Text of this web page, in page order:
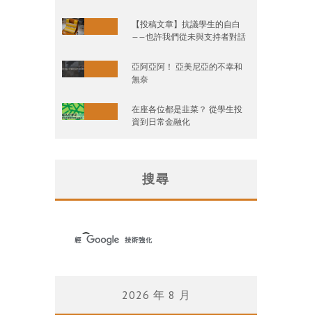
【投稿文章】抗議學生的自白
——也許我們從未與支持者對話
亞阿亞阿！ 亞美尼亞的不幸和
無奈
在座各位都是韭菜？ 從學生投
資到日常金融化
搜尋
2026 年 8 月